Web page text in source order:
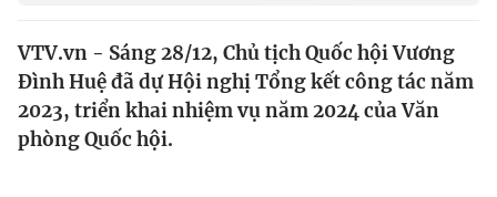
Y tế
Thế giới
Giáo dục
VTV.vn - Sáng 28/12, Chủ tịch Quốc hội Vương
Đình Huệ đã dự Hội nghị Tổng kết công tác năm
2023, triển khai nhiệm vụ năm 2024 của Văn
phòng Quốc hội.